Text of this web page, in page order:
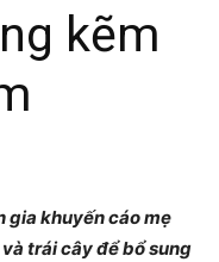
kẽm
gia khuyến cáo mẹ
trái cây để bổ sung